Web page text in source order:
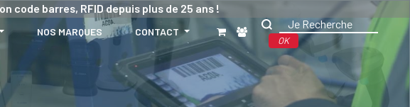
barres, RFID depuis plus de 25 ans !
NOS MARQUES CONTACT
OK